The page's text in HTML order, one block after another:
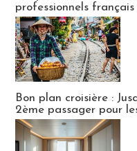
professionnels
Bon plan croisière :
2ème passager pour